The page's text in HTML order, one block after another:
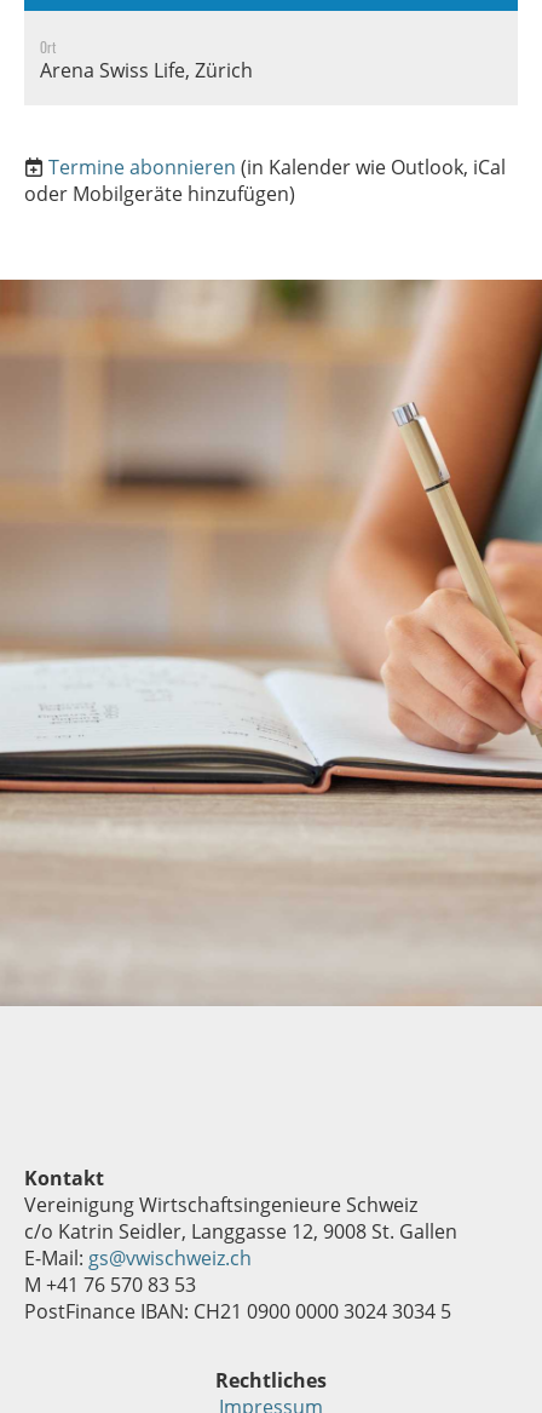
Ort
Arena Swiss Life, Zürich
Termine abonnieren (in Kalender wie Outlook, iCal
oder Mobilgeräte hinzufügen)
Kontakt
Vereinigung Wirtschaftsingenieure Schweiz
c/o Katrin Seidler, Langgasse 12, 9008 St. Gallen
E-Mail: gs@vwischweiz.ch
M +41 76 570 83 53
PostFinance IBAN: CH21 0900 0000 3024 3034 5
Rechtliches
Impressum